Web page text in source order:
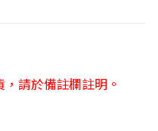
請於備註欄註明。